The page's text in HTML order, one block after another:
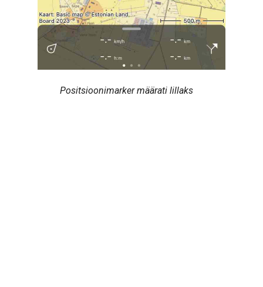
Positsioonimarker määrati lillaks